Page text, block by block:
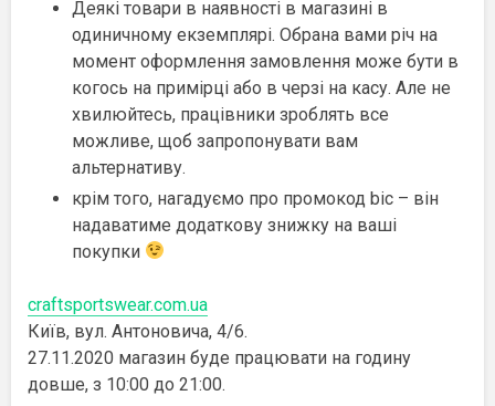
Деякі товари в наявності в магазині в
одиничному екземплярі. Обрана вами річ на
момент оформлення замовлення може бути в
когось на примірці або в черзі на касу. Але не
хвилюйтесь, працівники зроблять все
можливе, щоб запропонувати вам
альтернативу.
крім того, нагадуємо про промокод bic – він
надаватиме додаткову знижку на ваші
покупки
craftsportswear.com.ua
Київ, вул. Антоновича, 4/6.
27.11.2020 магазин буде працювати на годину
довше, з 10:00 до 21:00.